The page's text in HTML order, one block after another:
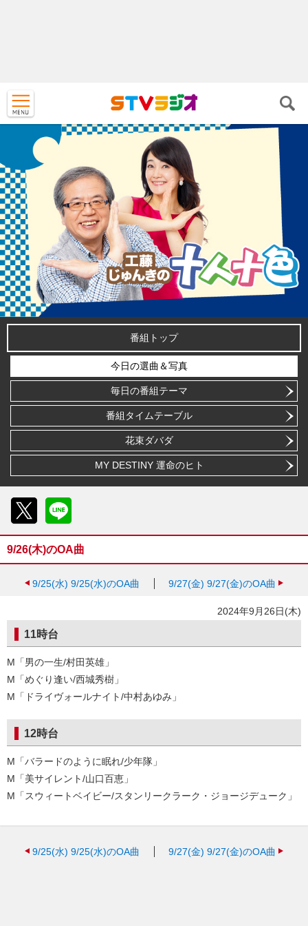
番組トップ
今日の選曲＆写真
毎日の番組テーマ
番組タイムテーブル
花束ダバダ
MY DESTINY 運命のヒト
9/26(木)のOA曲
9/25(水) 9/25(水)のOA曲 9/27(金) 9/27(金)のOA曲
2024年9月26日(木)
11時台
M「男の一生/村田英雄」
M「めぐり逢い/西城秀樹」
M「ドライヴォールナイト/中村あゆみ」
12時台
M「バラードのように眠れ/少年隊」
M「美サイレント/山口百恵」
M「スウィートベイビー/スタンリークラーク・ジョージデューク」
9/25(水) 9/25(水)のOA曲 9/27(金) 9/27(金)のOA曲